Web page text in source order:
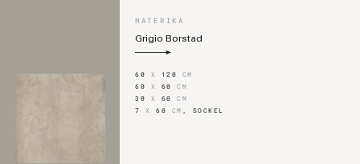
MATERIKA
Grigio Borstad
60 X 120 CM
60 X 60CM
30 X 60CM
7X 60 CM , SOCKEL